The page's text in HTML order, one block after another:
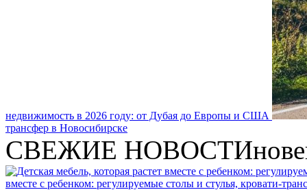
недвижимость в 2026 году: от Дубая до Европы и США
трансфер в Новосибирске
СВЕЖИЕ НОВОСТИ
вместе с ребенком: регулируемые столы и стулья, кровати-